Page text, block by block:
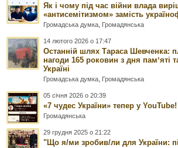
Як і чому під час війни влада
«антисемітизмом» замість
Громадська думка Громадянська
14 лютого 2026 о 17:47
Останній шлях Тараса Шевченка:
нагоди 165 роковин з дня памʼяті
Україні
Громадська думка Громадянська
05 січня 2026 о 20:39
«7 чудес України» тепер у YouTube!
Громадянська
29 грудня 2025 о 21:22
"Що я/ми зробив/ли для України: